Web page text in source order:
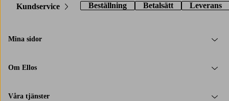
Kundservice Beställning Betalsätt Leverans
Mina sidor
Om Ellos
Våra tjänster